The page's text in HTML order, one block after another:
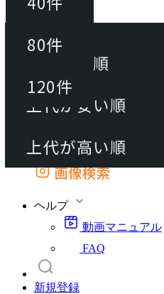
動画マニュアル
FAQ
カート
外部サイトの商品をカートに追加
画像検索
ヘルプ
動画マニュアル
FAQ
新規登録
40件
80件
並び替え
おすすめ順
上代が安い順
上代が高い順
80件
120件